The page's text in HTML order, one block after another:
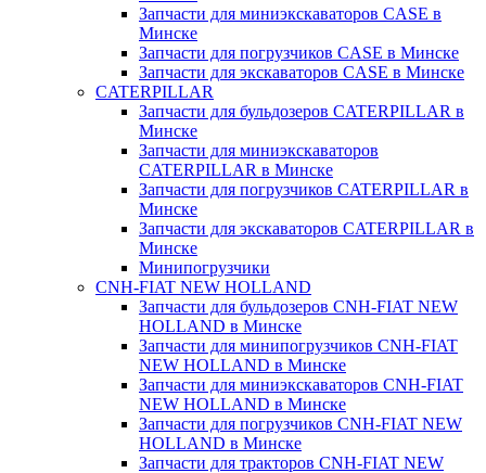
Запчасти для миниэкскаваторов CASE в
Минске
Запчасти для погрузчиков CASE в Минске
Запчасти для экскаваторов CASE в Минске
CATERPILLAR
Запчасти для бульдозеров CATERPILLAR в
Минске
Запчасти для миниэкскаваторов
CATERPILLAR в Минске
Запчасти для погрузчиков CATERPILLAR в
Минске
Запчасти для экскаваторов CATERPILLAR в
Минскe
Минипогрузчики
CNH-FIAT NEW HOLLAND
Запчасти для бульдозеров CNH-FIAT NEW
HOLLAND в Минске
Запчасти для минипогрузчиков CNH-FIAT
NEW HOLLAND в Минске
Запчасти для миниэкскаваторов CNH-FIAT
NEW HOLLAND в Минске
Запчасти для погрузчиков CNH-FIAT NEW
HOLLAND в Минске
Запчасти для тракторов CNH-FIAT NEW